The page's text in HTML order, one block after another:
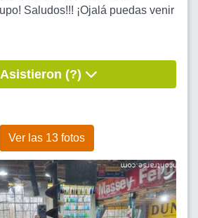
Saludos!!! ¡Ojalá puedas venir
(?)
Ver las 13 fotos